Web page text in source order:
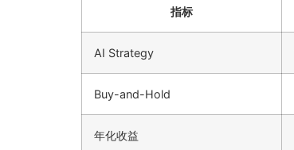
指标
AI Strategy
Buy-and-Hold
年化收益